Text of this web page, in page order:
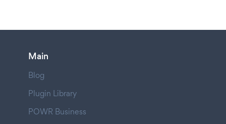
Main
Blog
Plugin Library
POWR Business